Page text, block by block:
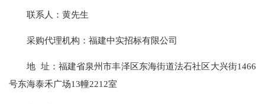
联系人：黄先生
采购代理机构：福建中实招标有限公司
地 址：福建省泉州市丰泽区东海街道法石社区大兴街1466
号东海泰禾广场13幢2212室